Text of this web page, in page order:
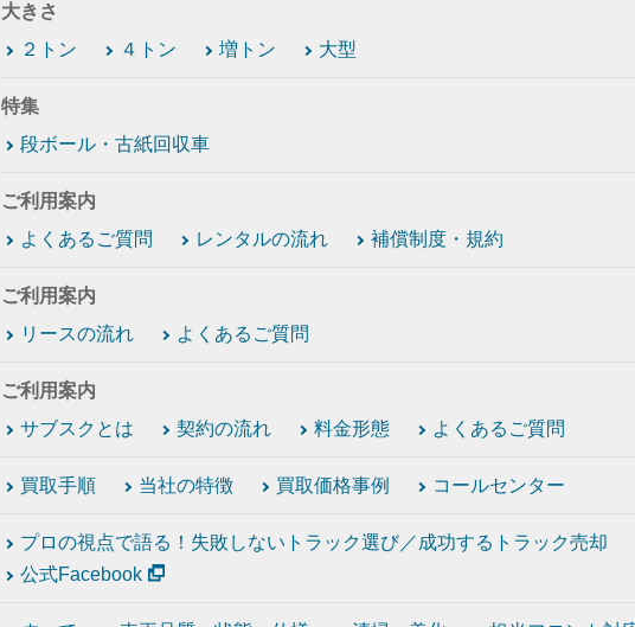
大きさ
２トン
４トン 増トン 大型
特集
段ボール・古紙回収車
ご利用案内
よくあるご質問
レンタルの流れ 補償制度・規約
ご利用案内
リースの流れ
よくあるご質問
ご利用案内
サブスクとは
契約の流れ 料金形態 よくあるご質問
買取手順 当社の特徴 買取価格事例 コールセンター
プロの視点で語る！失敗しないトラック選び／成功するトラック売却
公式Facebook